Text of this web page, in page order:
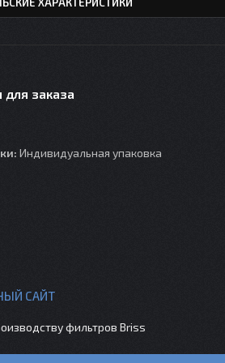
заказа
Индивидуальная упаковка
САЙТ
фильтров Briss